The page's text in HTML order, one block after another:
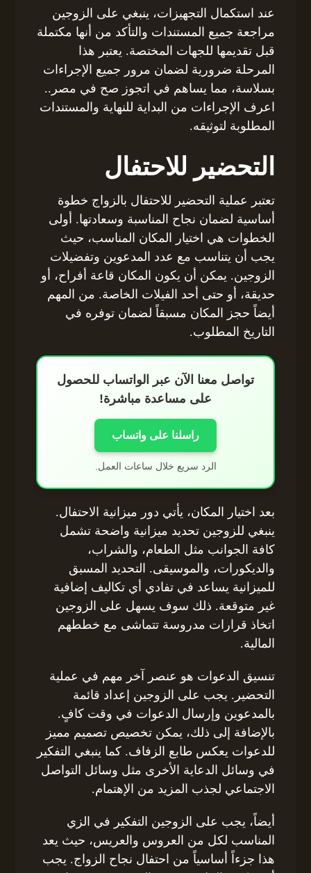
عند استكمال التجهيزات، ينبغي على الزوجين
مراجعة جميع المستندات والتأكد من أنها مكتملة
قبل تقديمها للجهات المختصة. يعتبر هذا
المرحلة ضرورية لضمان مرور جميع الإجراءات
بسلاسة، مما يساهم في اتجوز صح في مصر..
اعرف الإجراءات من البداية للنهاية والمستندات
المطلوبة لتوثيقه.
التحضير للاحتفال
تعتبر عملية التحضير للاحتفال بالزواج خطوة
أساسية لضمان نجاح المناسبة وسعادتها. أولى
الخطوات هي اختيار المكان المناسب، حيث
يجب أن يتناسب مع عدد المدعوين وتفضيلات
الزوجين. يمكن أن يكون المكان قاعة أفراح، أو
حديقة، أو حتى أحد الفيلات الخاصة. من المهم
أيضاً حجز المكان مسبقاً لضمان توفره في
التاريخ المطلوب.
تواصل معنا الآن عبر الواتساب للحصول
على مساعدة مباشرة!
راسلنا على واتساب
الرد سريع خلال ساعات العمل.
بعد اختيار المكان، يأتي دور ميزانية الاحتفال.
ينبغي للزوجين تحديد ميزانية واضحة تشمل
كافة الجوانب مثل الطعام، والشراب،
والديكورات، والموسيقى. التحديد المسبق
للميزانية يساعد في تفادي أي تكاليف إضافية
غير متوقعة. ذلك سوف يسهل على الزوجين
اتخاذ قرارات مدروسة تتماشى مع خططهم
المالية.
تنسيق الدعوات هو عنصر آخر مهم في عملية
التحضير. يجب على الزوجين إعداد قائمة
بالمدعوين وإرسال الدعوات في وقت كافٍ.
بالإضافة إلى ذلك، يمكن تخصيص تصميم مميز
للدعوات يعكس طابع الزفاف. كما ينبغي التفكير
في وسائل الدعاية الأخرى مثل وسائل التواصل
الاجتماعي لجذب المزيد من الإهتمام.
أيضاً، يجب على الزوجين التفكير في الزي
المناسب لكل من العروس والعريس، حيث يعد
هذا جزءاً أساسياً من احتفال نجاح الزواج. يجب